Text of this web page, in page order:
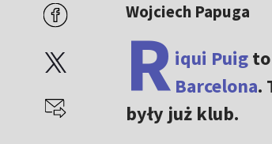
Wojciech Papuga
Riqui Puigto
Barcelona.
były już klub.